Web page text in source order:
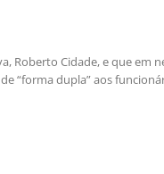
Roberto Cidade, e que em
“forma dupla” aos